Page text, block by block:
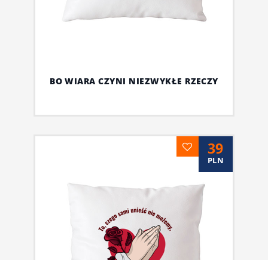
BO WIARA CZYNI NIEZWYKŁE RZECZY
39
PLN